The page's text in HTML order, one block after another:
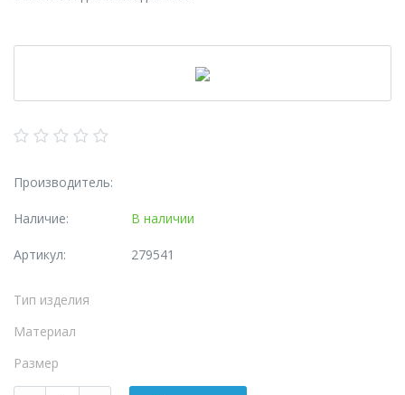
Производитель:
Наличие: В наличии
Артикул: 279541
Тип изделия
Материал
Размер